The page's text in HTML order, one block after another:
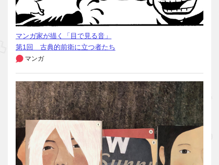
マンガ家が描く「目で見る音」
第1回 古典的前衛に立つ者たち
マンガ